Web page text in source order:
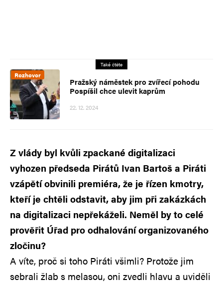
Také čtěte
Rozhovor
Pražský náměstek pro zvířecí pohodu
Pospíšil chce ulevit kaprům
22. 12. 2024
Z vlády byl kvůli zpackané digitalizaci
vyhozen předseda Pirátů Ivan Bartoš a Piráti
vzápětí obvinili premiéra, že je řízen kmotry,
kteří je chtěli odstavit, aby jim při zakázkách
na digitalizaci nepřekáželi. Neměl by to celé
prověřit Úřad pro odhalování organizovaného
zločinu?
A víte, proč si toho Piráti všimli? Protože jim
sebrali žlab s melasou, oni zvedli hlavu a uviděli